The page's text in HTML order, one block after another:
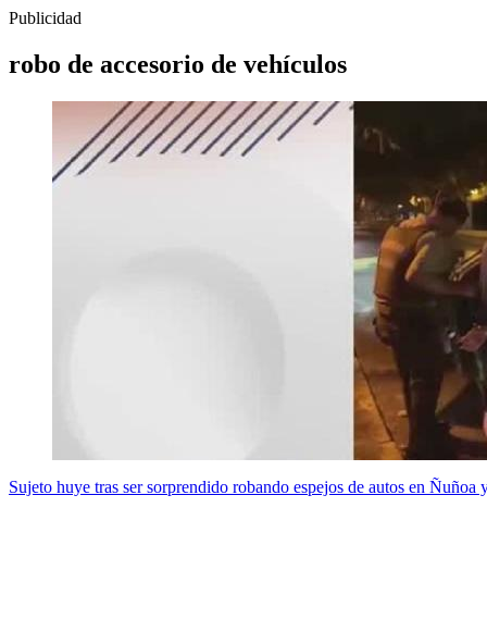
Publicidad
robo de accesorio de vehículos
Sujeto huye tras ser sorprendido robando espejos de autos en Ñuñoa